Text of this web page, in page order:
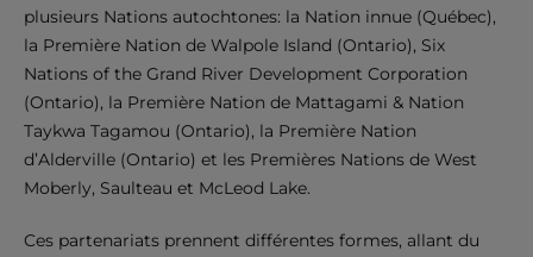
plusieurs Nations autochtones: la Nation innue (Québec),
la Première Nation de Walpole Island (Ontario), Six
Nations of the Grand River Development Corporation
(Ontario), la Première Nation de Mattagami & Nation
Taykwa Tagamou (Ontario), la Première Nation
d’Alderville (Ontario) et les Premières Nations de West
Moberly, Saulteau et McLeod Lake.
Ces partenariats prennent différentes formes, allant du